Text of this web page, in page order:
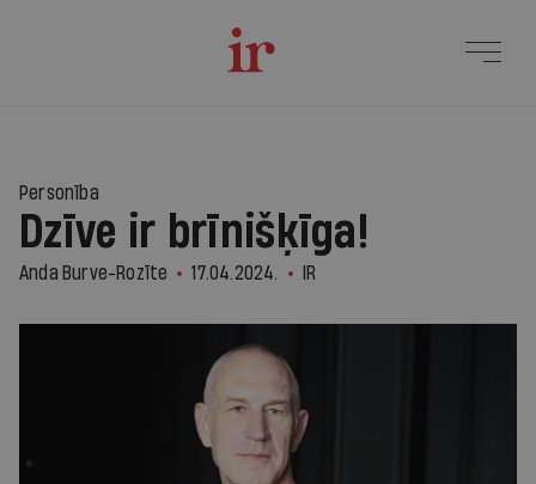
Personība
Dzīve ir brīnišķīga!
Anda Burve-Rozīte 17.04.2024. IR